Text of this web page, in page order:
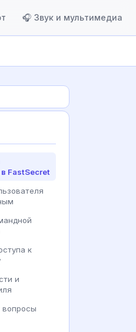
🎧 Звук и мультимедиа
FastSecret
к
и
вопросы